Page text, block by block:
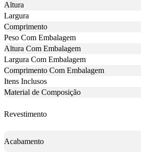
Altura
Largura
Comprimento
Peso Com Embalagem
Altura Com Embalagem
Largura Com Embalagem
Comprimento Com Embalagem
Itens Inclusos
Material de Composição
Revestimento
Acabamento